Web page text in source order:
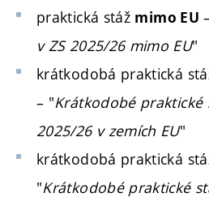
praktická stáž mimo EU
v ZS 2025/26 mimo EU"
krátkodobá praktická
– "Krátkodobé praktické
2025/26 v zemích EU"
krátkodobá praktická
"Krátkodobé praktické